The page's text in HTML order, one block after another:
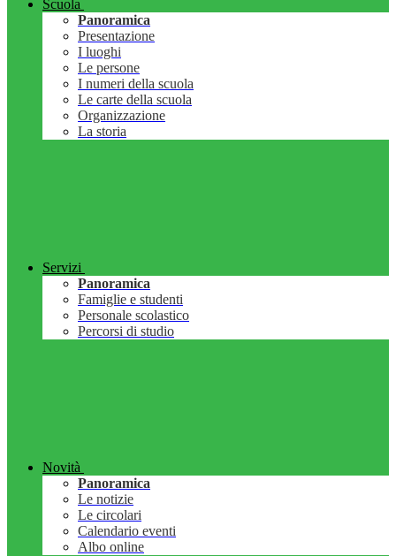
Scuola
Panoramica
Presentazione
I luoghi
Le persone
I numeri della scuola
Le carte della scuola
Organizzazione
La storia
Servizi
Panoramica
Famiglie e studenti
Personale scolastico
Percorsi di studio
Novità
Panoramica
Le notizie
Le circolari
Calendario eventi
Albo online